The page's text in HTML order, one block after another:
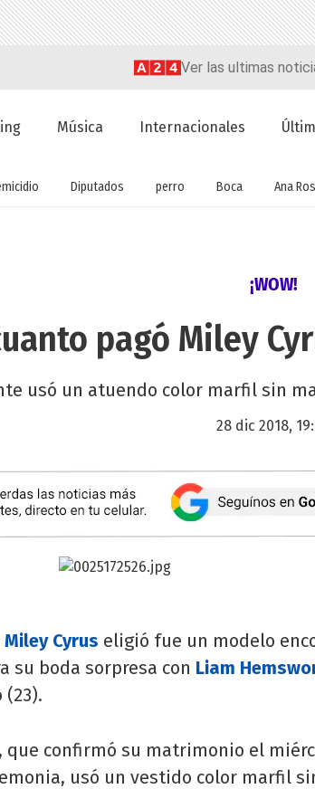
Ver las ultimas
Música Internacionales
Diputados perro Boca Ana
¡WOW!
pagó Miley
usó un atuendo color marfil sin
28 dic 2018,
Miley Cyrus eligió fue un modelo
su boda sorpresa con Liam
(23).
que confirmó su matrimonio el
usó un vestido color marfil